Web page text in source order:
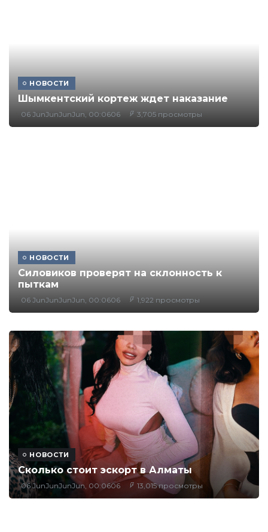
НОВОСТИ
Шымкентский кортеж ждет наказание
06 JunJunJunJun, 00:0606 3,705 просмотры
НОВОСТИ
Силовиков проверят на склонность к
пыткам
06 JunJunJunJun, 00:0606 1,922 просмотры
НОВОСТИ
Сколько стоит эскорт в Алматы
06 JunJunJunJun, 00:0606 13,015 просмотры